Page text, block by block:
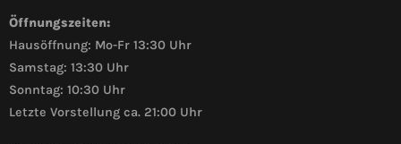
Öffnungszeiten:
Hausöffnung: Mo-Fr 13:30 Uhr
Samstag: 13:30 Uhr
Sonntag: 10:30 Uhr
Letzte Vorstellung ca. 21:00 Uhr